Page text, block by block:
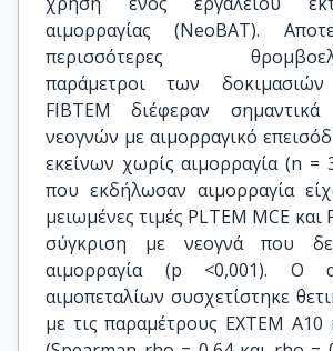
αιμορραγίας (NeoBAT).
περισσότερες
παράμετροι των
FIBTEM διέφεραν
νεογνών με αιμορραγικό
εκείνων χωρίς αιμορραγία (n =
που εκδήλωσαν αιμορραγία
μειωμένες τιμές PLTEM MCE και
σύγκριση με νεογνά που
αιμορραγία (p <0,001). Ο
αιμοπεταλίων συσχετίστηκε
με τις παραμέτρους ΕΧΤΕΜ